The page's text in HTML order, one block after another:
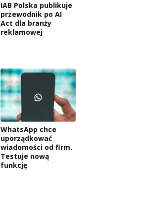
IAB Polska publikuje
przewodnik po AI
Act dla branży
reklamowej
WhatsApp chce
uporządkować
wiadomości od firm.
Testuje nową
funkcję